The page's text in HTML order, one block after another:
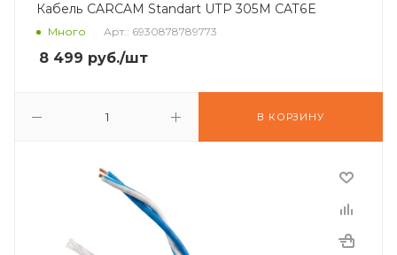
Кабель CARCAM Standart UTP 305M CAT6E
Много Арт.: 6930878789773
8 499 руб./шт
В КОРЗИНУ